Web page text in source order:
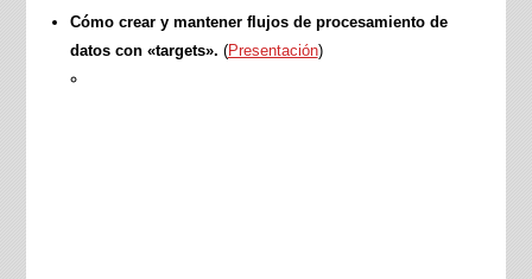
Cómo crear y mantener flujos de procesamiento de
datos con «targets». (Presentación)